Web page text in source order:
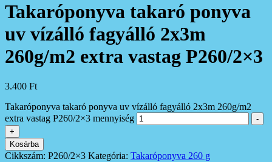
Takaróponyva takaró ponyva
uv vízálló fagyálló 2x3m
260g/m2 extra vastag P260/2×3
3.400 Ft
Takaróponyva takaró ponyva uv vízálló fagyálló 2x3m 260g/m2
extra vastag P260/2×3 mennyiség
-
+
Kosárba
Cikkszám: P260/2×3 Kategória: Takaróponyva 260 g